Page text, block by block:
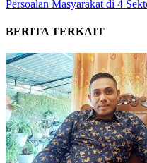
Persoalan Masyarakat di 4
BERITA TERKAIT